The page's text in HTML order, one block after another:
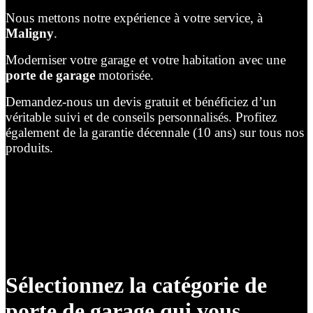
Nous mettons notre expérience à votre service, à
Maligny.
Moderniser votre garage et votre habitation avec une
porte de garage motorisée.
Demandez-nous un devis gratuit et bénéficiez d’un
véritable suivi et de conseils personnalisés. Profitez
également de la garantie décennale (10 ans) sur tous nos
produits.
Sélectionnez la catégorie de